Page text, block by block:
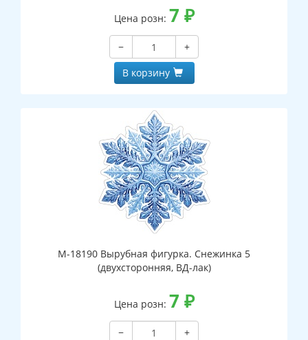
Цена розн: 7 ₽
−
+
В корзину
М-18190 Вырубная фигурка. Снежинка 5
(двухсторонняя, ВД-лак)
Цена розн: 7 ₽
−
+